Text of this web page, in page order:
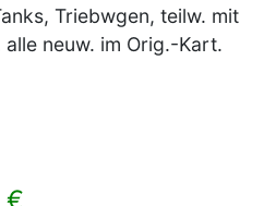
Triebwgen, teilw. mit
neuw. im Orig.-Kart.
€